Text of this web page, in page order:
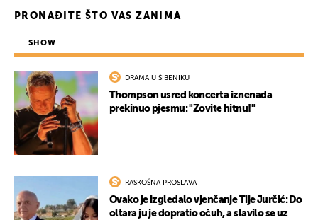
PRONAĐITE ŠTO VAS ZANIMA
SHOW
DRAMA U ŠIBENIKU
Thompson usred koncerta iznenada
prekinuo pjesmu: "Zovite hitnu!"
RASKOŠNA PROSLAVA
Ovako je izgledalo vjenčanje Tije Jurčić: Do
oltara ju je dopratio očuh, a slavilo se uz